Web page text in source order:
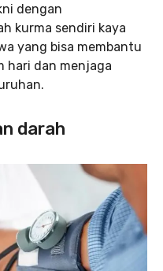
dengan
kurma sendiri kaya
yang bisa membantu
hari dan menjaga
darah